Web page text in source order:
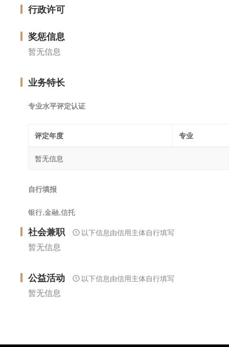
行政许可
奖惩信息
暂无信息
业务特长
专业水平评定认证
评定年度 专业
暂无信息
自行填报
银行,金融,信托
社会兼职 以下信息由信用主体自行填写
暂无信息
公益活动 以下信息由信用主体自行填写
暂无信息